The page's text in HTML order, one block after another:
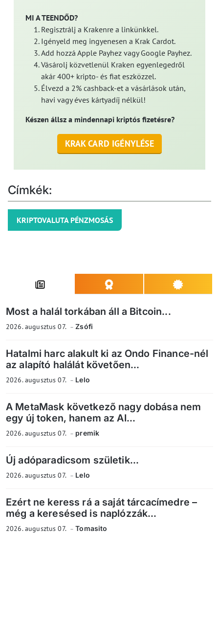
MI A TEENDŐD?
Regisztrálj a Krakenre a linkünkkel.
Igényeld meg ingyenesen a Krak Cardot.
Add hozzá Apple Payhez vagy Google Payhez.
Vásárolj közvetlenül Kraken egyenlegedről
akár 400+ kripto- és fiat eszközzel.
Élvezd a 2% cashback-et a vásárlások után,
havi vagy éves kártyadíj nélkül!
Készen állsz a mindennapi kriptós fizetésre?
KRAK CARD IGÉNYLÉSE
Címkék:
KRIPTOVALUTA PÉNZMOSÁS
Most a halál torkában áll a Bitcoin...
2026. augusztus 07. Zsófi
Hatalmi harc alakult ki az Ondo Finance-nél
az alapító halálát követően...
2026. augusztus 07. Lelo
A MetaMask következő nagy dobása nem
egy új token, hanem az AI...
2026. augusztus 07. premik
Új adóparadicsom születik...
2026. augusztus 07. Lelo
Ezért ne keress rá a saját tárcacímedre –
még a keresésed is naplózzák...
2026. augusztus 07. Tomasito